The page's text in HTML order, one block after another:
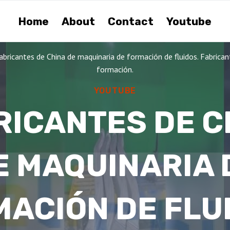
Home About Contact Youtube
de China de maquinaria de formación de fluidos.
formación.
YOUTUBE
DE
MAQUINARIA
DE